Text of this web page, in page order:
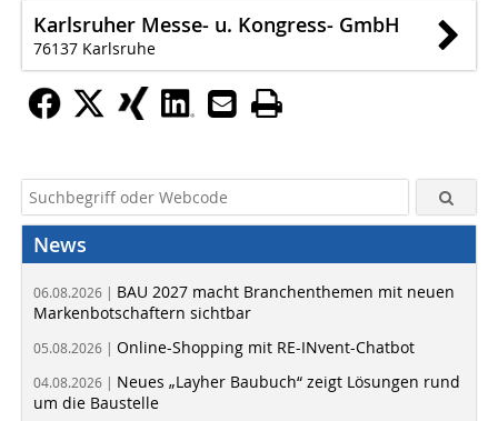
Karlsruher Messe- u. Kongress- GmbH
76137 Karlsruhe
News
06.08.2026 | BAU 2027 macht Branchenthemen mit neuen
Markenbotschaftern sichtbar
05.08.2026 | Online-Shopping mit RE-INvent-Chatbot
04.08.2026 | Neues „Layher Baubuch“ zeigt Lösungen rund
um die Baustelle